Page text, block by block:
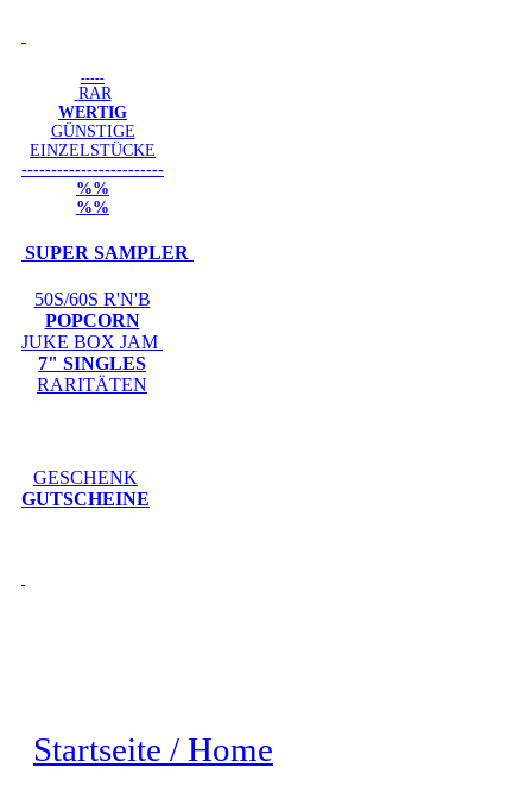
-----
RAR
WERTIG
GÜNSTIGE
EINZELSTÜCKE
------------------------
%%
%%
SUPER SAMPLER
50S/60S R'N'B
POPCORN
JUKE BOX JAM
7" SINGLES
RARITÄTEN
GESCHENK
GUTSCHEINE
Startseite / Home